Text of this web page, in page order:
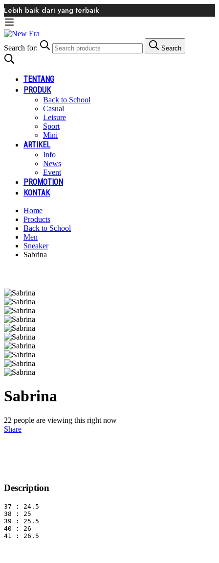
Lebih baik dari yang terbaik
Search for: Search
TENTANG
PRODUK
Back to School
Casual
Leisure
Sport
Mini
ARTIKEL
Info
News
Event
PROMOTION
KONTAK
Home
Products
Back to School
Men
Sneaker
Sabrina
Sabrina
22 people are viewing this right now
Share
Description
37 : 24.5
38 : 25
39 : 25.5
40 : 26
41 : 26.5